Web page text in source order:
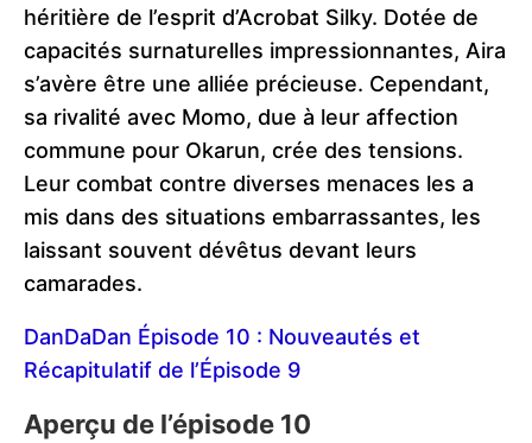
héritière de l’esprit d’Acrobat Silky. Dotée de
capacités surnaturelles impressionnantes, Aira
s’avère être une alliée précieuse. Cependant,
sa rivalité avec Momo, due à leur affection
commune pour Okarun, crée des tensions.
Leur combat contre diverses menaces les a
mis dans des situations embarrassantes, les
laissant souvent dévêtus devant leurs
camarades.
DanDaDan Épisode 10 : Nouveautés et
Récapitulatif de l’Épisode 9
Aperçu de l’épisode 10